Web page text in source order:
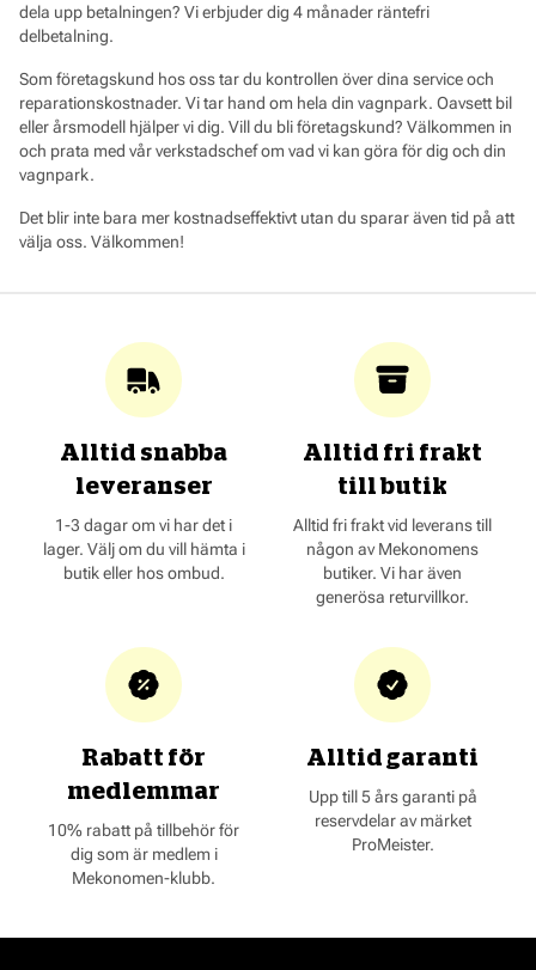
dela upp betalningen? Vi erbjuder dig 4 månader räntefri
delbetalning.
Som företagskund hos oss tar du kontrollen över dina service och
reparationskostnader. Vi tar hand om hela din vagnpark. Oavsett bil
eller årsmodell hjälper vi dig. Vill du bli företagskund? Välkommen in
och prata med vår verkstadschef om vad vi kan göra för dig och din
vagnpark.
Det blir inte bara mer kostnadseffektivt utan du sparar även tid på att
välja oss. Välkommen!
Alltid snabba
leveranser
1-3 dagar om vi har det i
lager. Välj om du vill hämta i
butik eller hos ombud.
Alltid fri frakt
till butik
Alltid fri frakt vid leverans till
någon av Mekonomens
butiker. Vi har även
generösa returvillkor.
Rabatt för
medlemmar
10% rabatt på tillbehör för
dig som är medlem i
Mekonomen-klubb.
Alltid garanti
Upp till 5 års garanti på
reservdelar av märket
ProMeister.